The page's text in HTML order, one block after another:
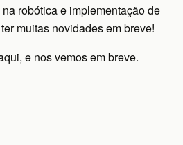
robótica e implementação de
muitas novidades em breve!
e nos vemos em breve.